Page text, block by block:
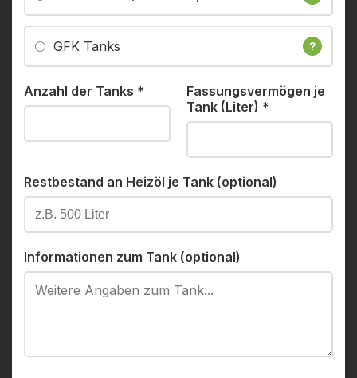
GFK Tanks ?
Anzahl der Tanks *
Fassungsvermögen je
Tank (Liter) *
Restbestand an Heizöl je Tank (optional)
Informationen zum Tank (optional)